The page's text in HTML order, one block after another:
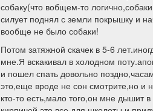
собаку(что вобщем-то
силует поднял с земли покрышку и
вообще не было собаки!
Потом затяжной скачек в 5-6
мне.Я вскакивал в холодном
и пошел спать довольно
это,еще вроде не сон смотрите,но и
кто-то есть,мало того,он мне дышит